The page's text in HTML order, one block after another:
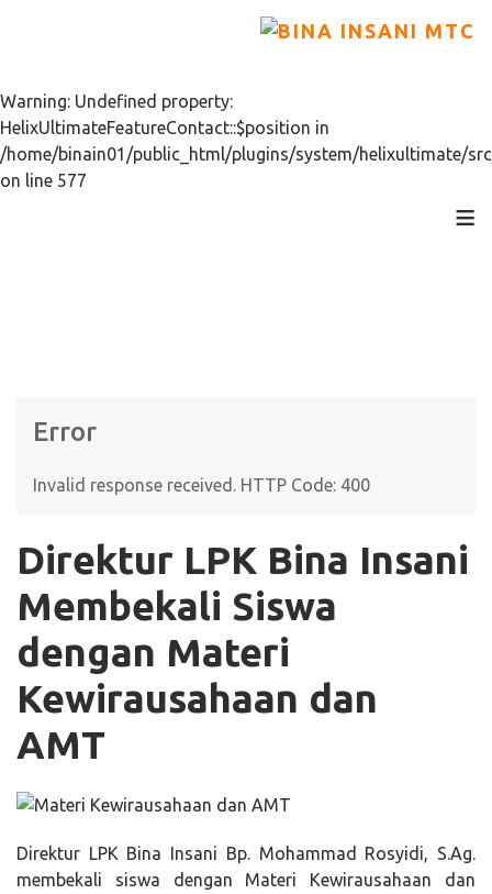
Warning: Undefined property:
HelixUltimateFeatureContact::$position in
/home/binain01/public_html/plugins/system/helixultimate/
on line 577
≡
Error
Invalid response received. HTTP Code: 400
Direktur LPK Bina Insani
Membekali Siswa
dengan Materi
Kewirausahaan dan
AMT
Direktur LPK Bina Insani Bp. Mohammad Rosyidi, S.Ag.
membekali siswa dengan Materi Kewirausahaan dan